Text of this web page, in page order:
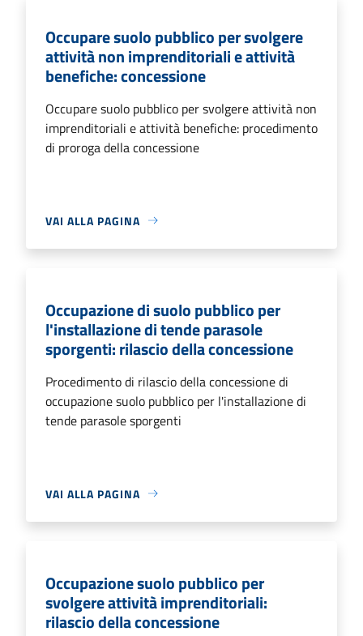
Occupare suolo pubblico per svolgere
attività non imprenditoriali e attività
benefiche: concessione
Occupare suolo pubblico per svolgere attività non
imprenditoriali e attività benefiche: procedimento
di proroga della concessione
VAI ALLA PAGINA
Occupazione di suolo pubblico per
l'installazione di tende parasole
sporgenti: rilascio della concessione
Procedimento di rilascio della concessione di
occupazione suolo pubblico per l'installazione di
tende parasole sporgenti
VAI ALLA PAGINA
Occupazione suolo pubblico per
svolgere attività imprenditoriali:
rilascio della concessione